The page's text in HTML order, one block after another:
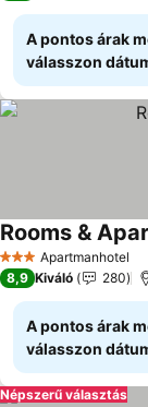
A pontos árak
válasszon
3 KategóriaApartmanhotel
Rooms &
8,9 Kiváló 280
A pontos árak
válasszon
Népszerű választás